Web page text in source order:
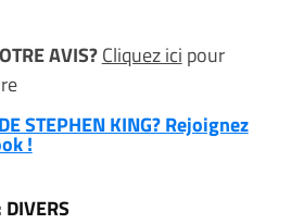
AVIS?Cliquez ici pour
STEPHEN KING? Rejoignez
!
DIVERS